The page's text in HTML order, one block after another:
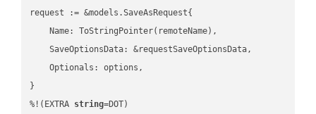
request := &models.SaveAsRequest{
    Name: ToStringPointer(remoteName),
    SaveOptionsData: &requestSaveOptionsData,
    Optionals: options,
}
%!(EXTRA string=DOT)